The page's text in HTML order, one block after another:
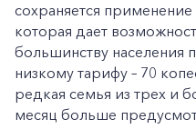
сохраняется
которая дает
большинству населения
низкому тарифу – 70
редкая семья из трех и
месяц больше